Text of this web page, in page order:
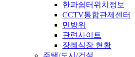
한파쉼터위치정보
CCTV통합관제센터
민방위
관련사이트
장례식장 현황
주택/도시/건설